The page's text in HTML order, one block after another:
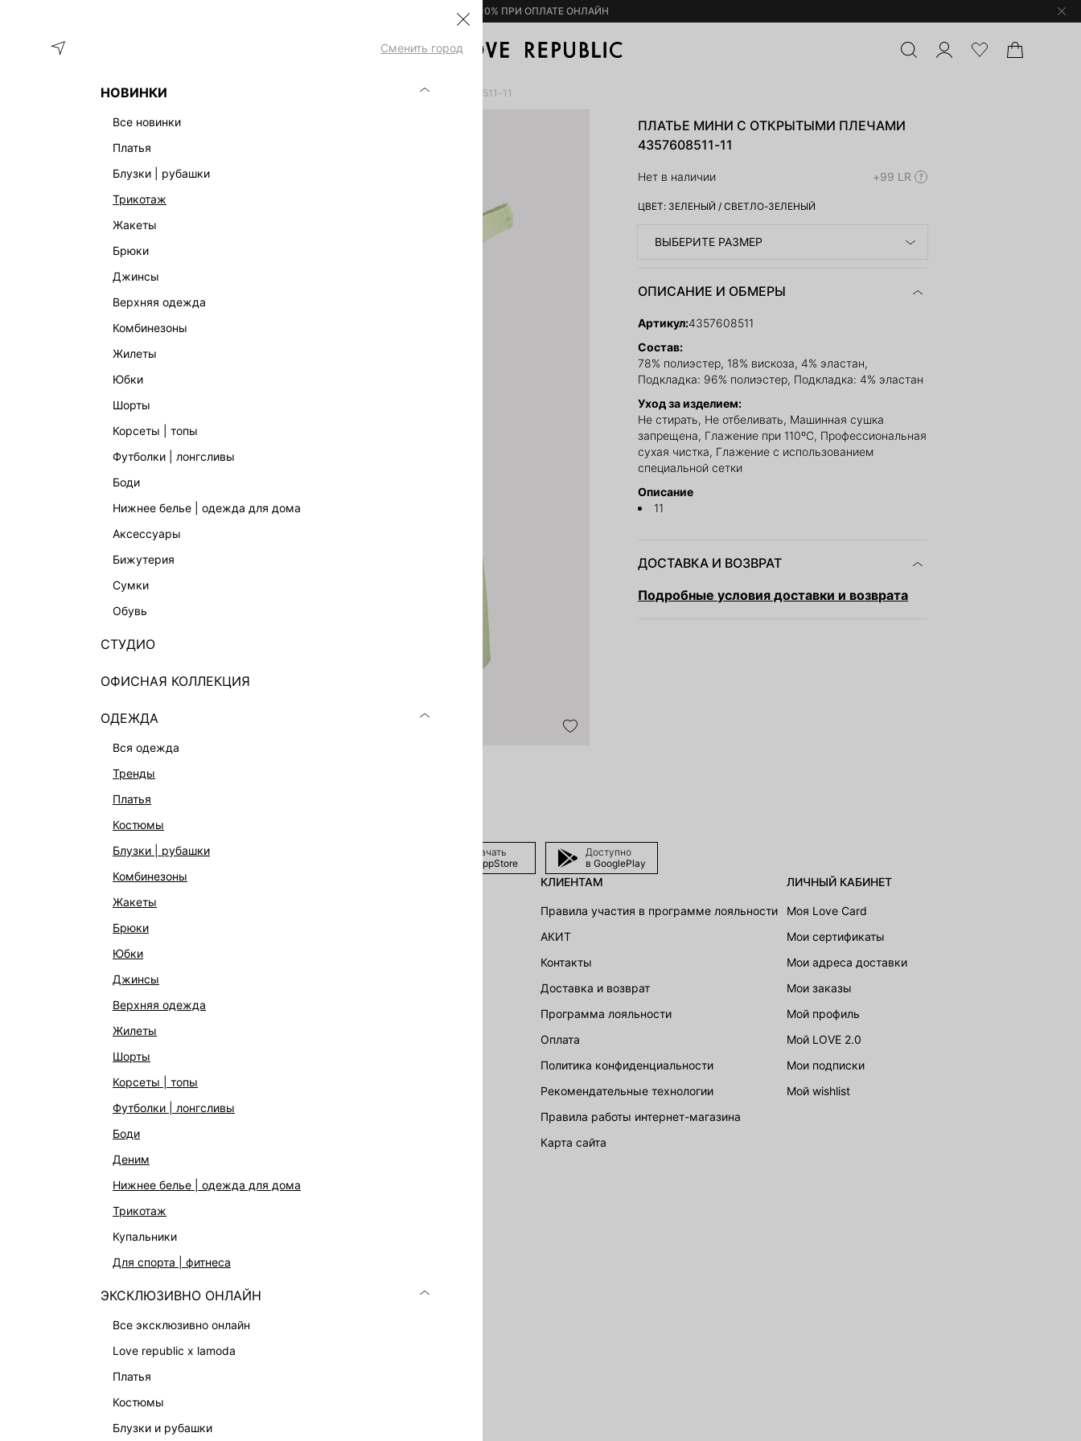
– 10% ПРИ ОПЛАТЕ ОНЛАЙН
Сменить город
НОВИНКИ
все новинки
платья
блузки | рубашки
трикотаж
жакеты
брюки
джинсы
верхняя одежда
комбинезоны
жилеты
юбки
шорты
корсеты | топы
футболки | лонгсливы
боди
нижнее белье | одежда для дома
аксессуары
бижутерия
сумки
обувь
СТУДИО
ОФИСНАЯ КОЛЛЕКЦИЯ
ОДЕЖДА
вся одежда
тренды
платья
костюмы
блузки | рубашки
комбинезоны
жакеты
брюки
юбки
джинсы
верхняя одежда
жилеты
шорты
корсеты | топы
футболки | лонгсливы
боди
деним
нижнее белье | одежда для дома
трикотаж
купальники
для спорта | фитнеса
ЭКСКЛЮЗИВНО ОНЛАЙН
все эксклюзивно онлайн
love republic x lamoda
платья
костюмы
блузки и рубашки
ОДЕЖДА ПЛАТЬЕ МИНИ С ОТКРЫТЫМИ ПЛЕЧАМИ 4357608511-11
ПЛАТЬЕ МИНИ С ОТКРЫТЫМИ ПЛЕЧАМИ
4357608511-11
Нет в наличии +99 LR
ЦВЕТ: ЗЕЛЕНЫЙ /СВЕТЛО-ЗЕЛЕНЫЙ
ВЫБЕРИТЕ РАЗМЕР
ОПИСАНИЕ И ОБМЕРЫ
Артикул:4357608511
Состав:
78% полиэстер, 18% вискоза, 4% эластан,
Подкладка: 96% полиэстер, Подкладка: 4% эластан
Уход за изделием:
Не стирать, Не отбеливать, Машинная сушка
запрещена, Глажение при 110ºС, Профессиональная
сухая чистка, Глажение с использованием
специальной сетки
Описание
11
ДОСТАВКА И ВОЗВРАТ
Подробные условия доставки и возврата
Скачать
в AppStore
Доступно
в GooglePlay
ОФИСНАЯ КОЛЛЕКЦИЯ
ЭКСКЛЮЗИВНО ОНЛАЙН
АКСЕССУАРЫ | УКРАШЕНИЯ
ФИНАЛЬНАЯ РАСПРОДАЖА
ПОДАРОЧНЫЕ СЕРТИФИКАТЫ
БАЛЬЗАМЫ-ТИНТЫ
ЛИМИТИРОВАННЫЕ КОЛЛЕКЦИИ
КАПСУЛЬНЫЙ ГАРДЕРОБ
БОХО-ШИК
В ОТТЕНКАХ СЕРОГО
LOVE REPUBLIC MAISON
ДАЙДЖЕСТ
КЛИЕНТАМ
Правила участия в программе лояльности
АКИТ
Контакты
Доставка и возврат
Программа лояльности
Оплата
Политика конфиденциальности
Рекомендательные технологии
Правила работы интернет-магазина
карта сайта
ЛИЧНЫЙ КАБИНЕТ
Моя Love Card
Мои сертификаты
Мои адреса доставки
Мои заказы
Мой профиль
Мой LOVE 2.0
Мои подписки
Мой wishlist